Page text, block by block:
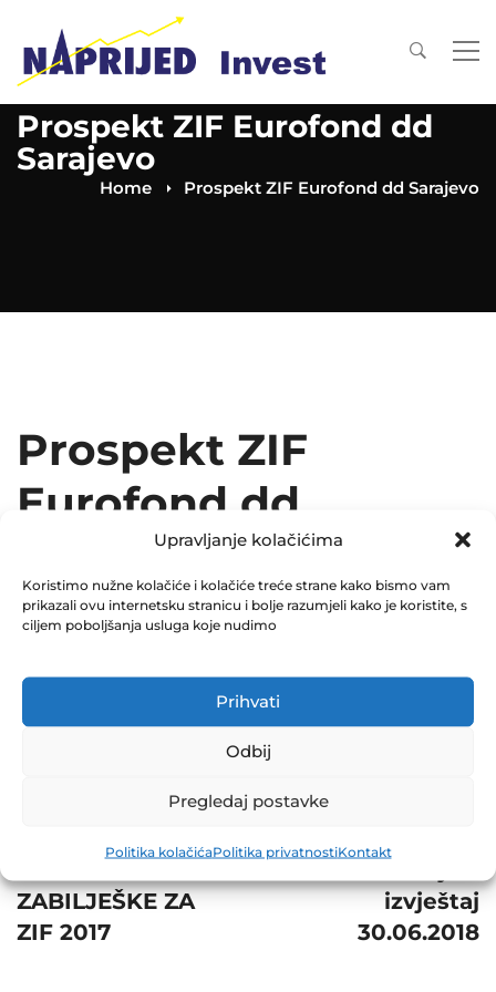
Upravljanje kolačićima
Koristimo nužne kolačiće i kolačiće treće strane kako bismo vam
prikazali ovu internetsku stranicu i bolje razumjeli kako je koristite, s
ciljem poboljšanja usluga koje nudimo
Prihvati
Odbij
Pregledaj postavke
Politika kolačićaPolitika privatnostiKontakt
Prospekt ZIF Eurofond dd
Sarajevo
Home Prospekt ZIF Eurofond dd Sarajevo
Prospekt ZIF
Eurofond dd
Sarajevo
December 12, 2018
0 Comments
Share
navigation
ZABILJEŠKE ZA
ZIF 2017
izvještaj
30.06.2018